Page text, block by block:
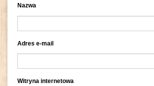
Nazwa
Adres e-mail
Witryna internetowa